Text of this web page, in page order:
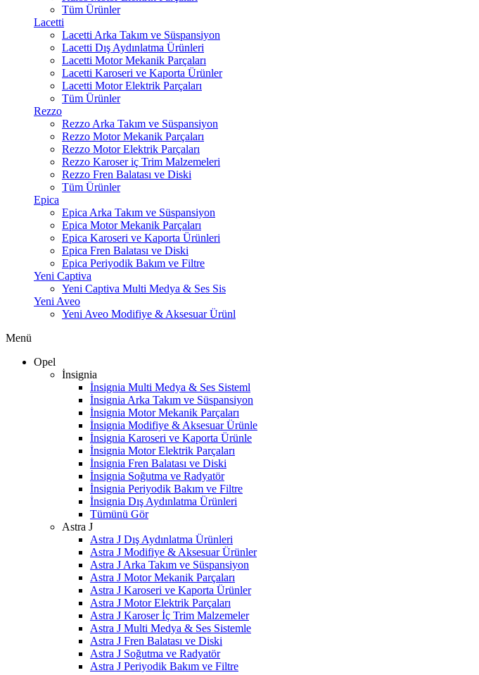
Tüm Ürünler
Lacetti
Lacetti Arka Takım ve Süspansiyon
Lacetti Dış Aydınlatma Ürünleri
Lacetti Motor Mekanik Parçaları
Lacetti Karoseri ve Kaporta Ürünler
Lacetti Motor Elektrik Parçaları
Tüm Ürünler
Rezzo
Rezzo Arka Takım ve Süspansiyon
Rezzo Motor Mekanik Parçaları
Rezzo Motor Elektrik Parçaları
Rezzo Karoser iç Trim Malzemeleri
Rezzo Fren Balatası ve Diski
Tüm Ürünler
Epica
Epica Arka Takım ve Süspansiyon
Epica Motor Mekanik Parçaları
Epica Karoseri ve Kaporta Ürünleri
Epica Fren Balatası ve Diski
Epica Periyodik Bakım ve Filtre
Yeni Captiva
Yeni Captiva Multi Medya & Ses Sis
Yeni Aveo
Yeni Aveo Modifiye & Aksesuar Ürünl
Menü
Opel
İnsignia
İnsignia Multi Medya & Ses Sisteml
İnsignia Arka Takım ve Süspansiyon
İnsignia Motor Mekanik Parçaları
İnsignia Modifiye & Aksesuar Ürünle
İnsignia Karoseri ve Kaporta Ürünle
İnsignia Motor Elektrik Parçaları
İnsignia Fren Balatası ve Diski
İnsignia Soğutma ve Radyatör
İnsignia Periyodik Bakım ve Filtre
İnsignia Dış Aydınlatma Ürünleri
Tümünü Gör
Astra J
Astra J Dış Aydınlatma Ürünleri
Astra J Modifiye & Aksesuar Ürünler
Astra J Arka Takım ve Süspansiyon
Astra J Motor Mekanik Parçaları
Astra J Karoseri ve Kaporta Ürünler
Astra J Motor Elektrik Parçaları
Astra J Karoser İç Trim Malzemeler
Astra J Multi Medya & Ses Sistemle
Astra J Fren Balatası ve Diski
Astra J Soğutma ve Radyatör
Astra J Periyodik Bakım ve Filtre